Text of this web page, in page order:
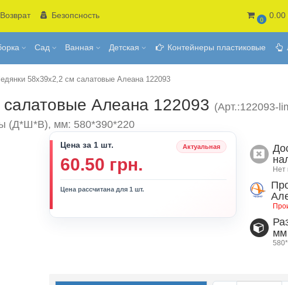
Возврат Безопсность
0
0.00
Сад Ванная Детская Контейнеры пластиковые
58х39х2,2 см салатовые Алеана 122093
Алеана 122093 (Арт.:122093-
(Д*Ш*В), мм: 580*390*220
Цена за 1 шт. Актуальная
60.50 грн.
Цена рассчитана для 1 шт.
Нет
мм